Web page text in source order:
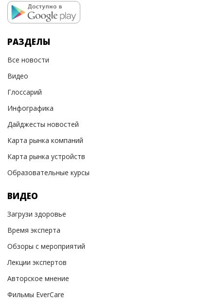
РАЗДЕЛЫ
Все новости
Видео
Глоссарий
Инфографика
Дайджесты новостей
Карта рынка компаний
Карта рынка устройств
Образовательные курсы
ВИДЕО
Загрузи здоровье
Время эксперта
Обзоры с мероприятий
Лекции экспертов
Авторское мнение
Фильмы EverCare